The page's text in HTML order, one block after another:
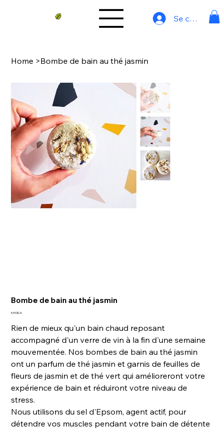
Se connecter
Home >Bombe de bain au thé jasmin
Bombe de bain au thé jasmin
Prix
5,99 $CA
Rien de mieux qu'un bain chaud reposant
accompagné d'un verre de vin à la fin d'une semaine
mouvementée. Nos bombes de bain au thé jasmin
ont un parfum de thé jasmin et garnis de feuilles de
fleurs de jasmin et de thé vert qui amélioreront votre
expérience de bain et réduiront votre niveau de
stress.
Nous utilisons du sel d'Epsom, agent actif, pour
détendre vos muscles pendant votre bain de détente